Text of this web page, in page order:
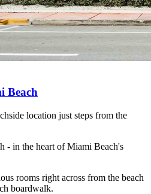
Beach
location just steps from the
- in the heart of Miami Beach's
rooms right across from the beach
boardwalk.